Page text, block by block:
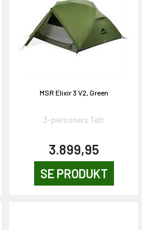
MSR Elixir 3 V2, Green
3-personers Telt
3.899,95
SE PRODUKT